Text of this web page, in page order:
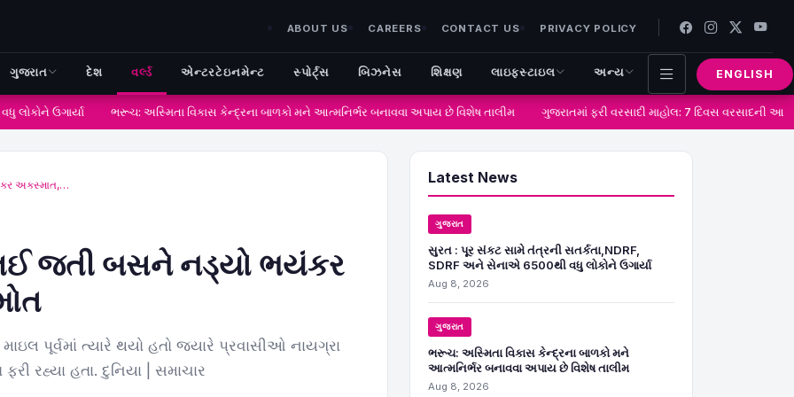
ABOUT US CAREERS CONTACT US PRIVACY POLICY
ગુજરાત દેશ વર્લ્ડ એન્ટરટેઇનમેન્ટ સ્પોર્ટ્સ બિઝનેસ શિક્ષણ લાઇફસ્ટાઇલ અન્ય ENGLISH
ઉગાર્યા ભરૂચ: અસ્મિતા વિકાસ કેન્દ્રના બાળકો મને આત્મનિર્ભર બનાવવા અપાય છે વિશેષ તાલીમ ગુજરાતમાં ફરી વરસાદી માહોલ: 7 દિવસ વરસાદની
અકસ્માત,…
લઈ જતી બસને નડ્યો ભયંકર
પૂર્વમાં ત્યારે થયો હતો જ્યારે પ્રવાસીઓ નાયગ્રા
રહ્યા હતા. દુનિયા | સમાચાર
Latest News
ગુજરાત
સુરત : પૂર સંકટ સામે તંત્રની સતર્કતા,NDRF,
SDRF અને સેનાએ 6500થી વધુ લોકોને ઉગાર્યા
Aug 8, 2026
ગુજરાત
ભરૂચ: અસ્મિતા વિકાસ કેન્દ્રના બાળકો મને
આત્મનિર્ભર બનાવવા અપાય છે વિશેષ તાલીમ
Aug 8, 2026